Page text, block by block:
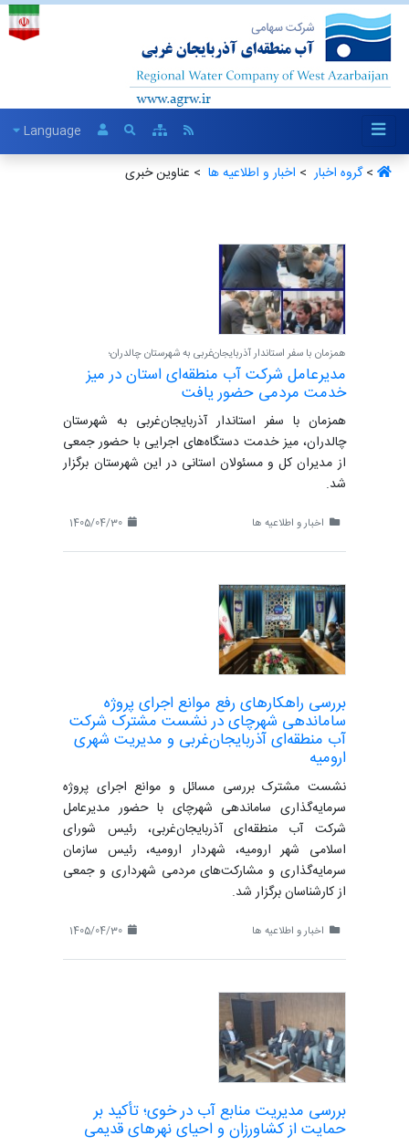
Language
>گروه اخبار ‏ > اخبار و اطلاعیه ها ‏ > عناوین خبری
همزمان با سفر استاندار آذربایجان‌غربی به شهرستان چالدران؛
مدیرعامل شرکت آب منطقه‌ای استان در میز
خدمت مردمی حضور یافت
همزمان با سفر استاندار آذربایجان‌غربی به شهرستان
چالدران، میز خدمت دستگاه‌های اجرایی با حضور جمعی
از مدیران کل و مسئولان استانی در این شهرستان برگزار
شد.
اخبار و اطلاعیه ها
بررسی راهکارهای رفع موانع اجرای پروژه
ساماندهی شهرچای در نشست مشترک شرکت
آب منطقه‌ای آذربایجان‌غربی و مدیریت شهری
ارومیه
نشست مشترک بررسی مسائل و موانع اجرای پروژه
سرمایه‌گذاری ساماندهی شهرچای با حضور مدیرعامل
شرکت آب منطقه‌ای آذربایجان‌غربی، رئیس شورای
اسلامی شهر ارومیه، شهردار ارومیه، رئیس سازمان
سرمایه‌گذاری و مشارکت‌های مردمی شهرداری و جمعی
از کارشناسان برگزار شد.
اخبار و اطلاعیه ها
بررسی مدیریت منابع آب در خوی؛ تأکید بر
حمایت از کشاورزان و احیای نهرهای قدیمی